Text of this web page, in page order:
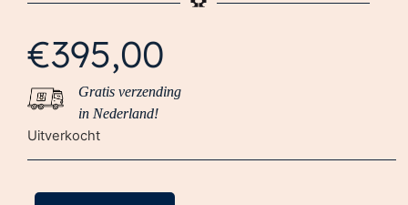
€395,00
Gratis verzending
in Nederland!
Uitverkocht